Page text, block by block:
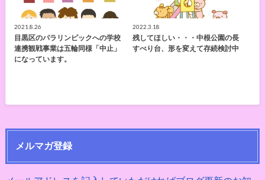
2021.8.26
目黒区のパラリンピックへの学校
連携観戦事業は五輪同様「中止」
になっています。
2022.3.18
残してほしい・・・中根公園の長
すべり台、形を変えて存続検討中
メルマガ登録